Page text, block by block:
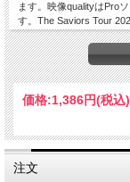
ます。映像qualityはPro
す。The Saviors Tour
Paulo, Brazil 07Th Sep
bob 02.Intro
broken dreams 07.One
man (Black Sabbath
15.21 Guns 16. Minority
20.Wake me up when
価格:1,386円(税込)
注文